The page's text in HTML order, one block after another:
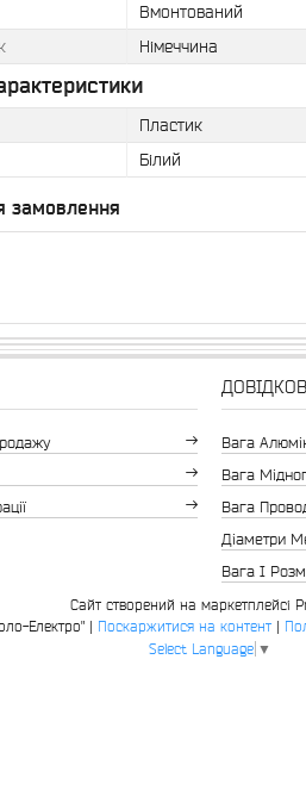
Вмонтований
Німеччина
Пластик
Білий
замовлення
Вага
Вага
Вага
Діаметри
Вага І
Сайт створений на маркетплейсі
ТОВ "Поло-Електро" | Поскаржитися на контент |
Select Language ▼